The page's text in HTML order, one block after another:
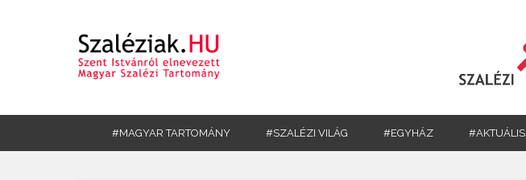
#MAGYAR TARTOMÁNY #SZALÉZI VILÁG #EGYHÁZ #AKTUÁLIS